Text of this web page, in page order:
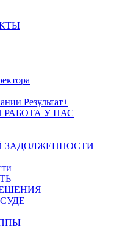
Результат+
У НАС
ЗАДОЛЖЕННОСТИ